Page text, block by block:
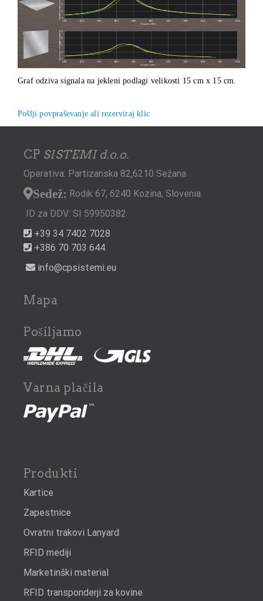
Graf odziva signala na jekleni podlagi velikosti 15 cm x 15 cm.
Pošlji povpraševanje ali rezerviraj klic
CP SISTEMI d.o.o.
Operativa: Partizanska 82,6210 Sežana
Sedež: Rodik 67, 6240 Kozina, Slovenia
ID za DDV: SI 59950382
+39 34 7402 7028
+386 70 703 644
info@cpsistemi.eu
Mapa
Pošiljamo
Varna plačila
Produkti
Kartice
Zapestnice
Ovratni trakovi Lanyard
RFID mediji
Marketinški material
RFID transponderji za kovine